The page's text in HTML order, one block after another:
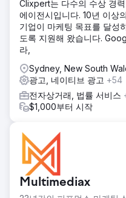
브랜드 인지도, 브랜드 충성
위해 지속적인 디지털 마케
결과
새로 구축된 전문 전자상거
새로운 트래픽이 유입되었
를 최적화하고 지속적인
온라인에서의 인지도도 높아
Clixpert는 다수의 수상 경
에이전시입니다. 10년 이상
기업이 마케팅 목표를 달성
도록 지원해 왔습니다.
라,
Sydney, New South
광고, 네이티브 광고 +54
전자상거래, 법률 서비스
$1,000부터 시작
Multimediax